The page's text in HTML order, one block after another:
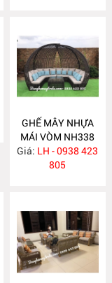
GHẾ MÂY NHỰA
MÁI VÒM NH338
Giá: LH - 0938 423
805